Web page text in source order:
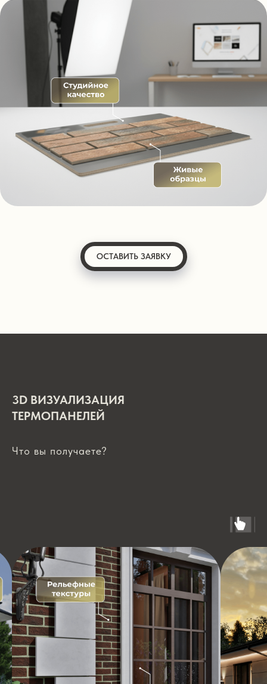
ОСТАВИТЬ ЗАЯВКУ
3D ВИЗУАЛИЗАЦИЯ
ТЕРМОПАНЕЛЕЙ
Что вы получаете?